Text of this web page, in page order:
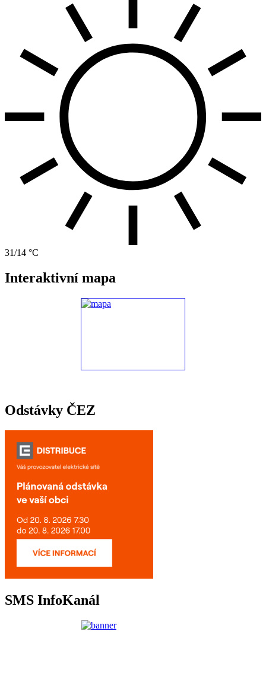
31/14 °C
Interaktivní mapa
Odstávky ČEZ
SMS InfoKanál